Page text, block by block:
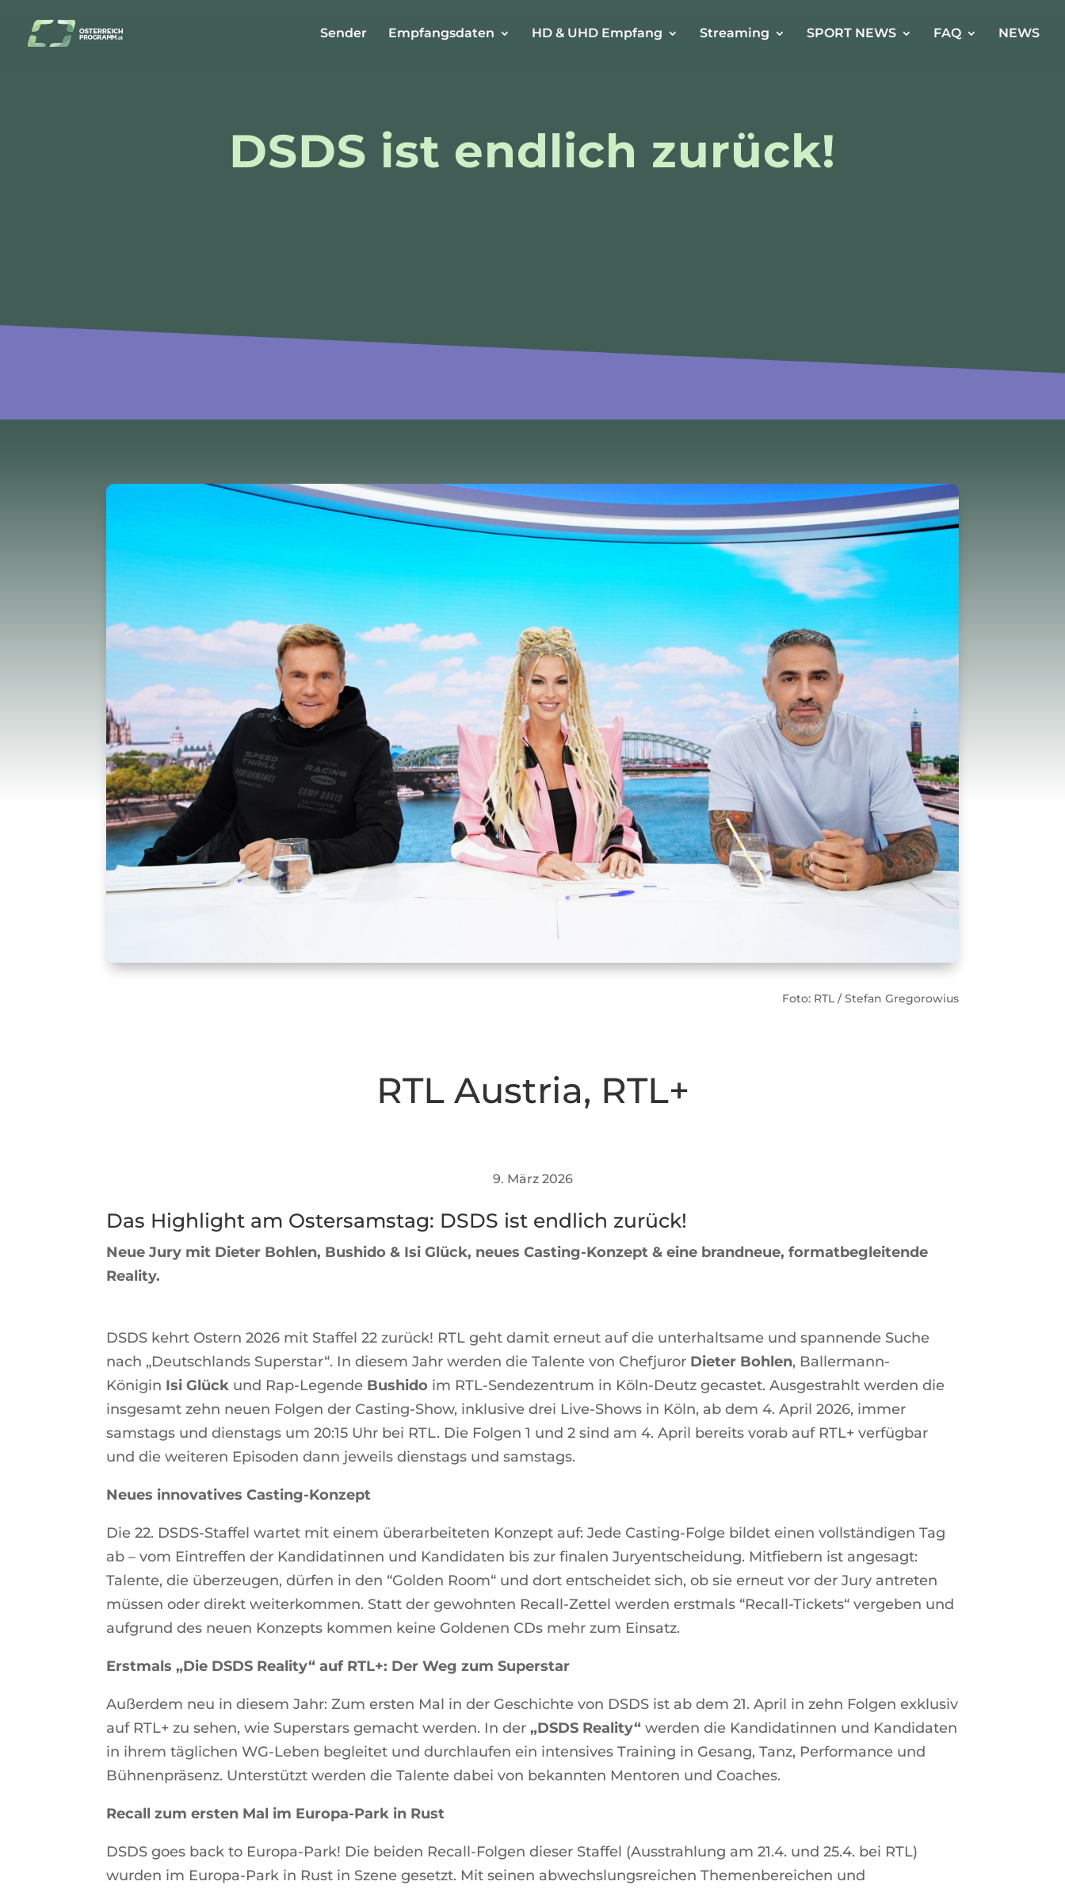
Sender Empfangsdaten HD & UHD Empfang Streaming SPORT NEWS FAQ NEWS
DSDS ist endlich zurück!
Foto: RTL / Stefan Gregorowius
RTL Austria, RTL+
9. März 2026
Das Highlight am Ostersamstag: DSDS ist endlich zurück!
Neue Jury mit Dieter Bohlen, Bushido & Isi Glück, neues Casting-Konzept & eine brandneue, formatbegleitende
Reality.
DSDS kehrt Ostern 2026 mit Staffel 22 zurück! RTL geht damit erneut auf die unterhaltsame und spannende Suche
nach „Deutschlands Superstar“. In diesem Jahr werden die Talente von Chefjuror Dieter Bohlen, Ballermann-
Königin Isi Glück und Rap-Legende Bushido im RTL-Sendezentrum in Köln-Deutz gecastet. Ausgestrahlt werden die
insgesamt zehn neuen Folgen der Casting-Show, inklusive drei Live-Shows in Köln, ab dem 4. April 2026, immer
samstags und dienstags um 20:15 Uhr bei RTL. Die Folgen 1 und 2 sind am 4. April bereits vorab auf RTL+ verfügbar
und die weiteren Episoden dann jeweils dienstags und samstags.
Neues innovatives Casting-Konzept
Die 22. DSDS-Staffel wartet mit einem überarbeiteten Konzept auf: Jede Casting-Folge bildet einen vollständigen Tag
ab – vom Eintreffen der Kandidatinnen und Kandidaten bis zur finalen Juryentscheidung. Mitfiebern ist angesagt:
Talente, die überzeugen, dürfen in den “Golden Room“ und dort entscheidet sich, ob sie erneut vor der Jury antreten
müssen oder direkt weiterkommen. Statt der gewohnten Recall-Zettel werden erstmals “Recall-Tickets“ vergeben und
aufgrund des neuen Konzepts kommen keine Goldenen CDs mehr zum Einsatz.
Erstmals „Die DSDS Reality“ auf RTL+: Der Weg zum Superstar
Außerdem neu in diesem Jahr: Zum ersten Mal in der Geschichte von DSDS ist ab dem 21. April in zehn Folgen exklusiv
auf RTL+ zu sehen, wie Superstars gemacht werden. In der„DSDS Reality“ werden die Kandidatinnen und Kandidaten
in ihrem täglichen WG-Leben begleitet und durchlaufen ein intensives Training in Gesang, Tanz, Performance und
Bühnenpräsenz. Unterstützt werden die Talente dabei von bekannten Mentoren und Coaches.
Recall zum ersten Mal im Europa-Park in Rust
DSDS goes back to Europa-Park! Die beiden Recall-Folgen dieser Staffel (Ausstrahlung am 21.4. und 25.4. bei RTL)
wurden im Europa-Park in Rust in Szene gesetzt. Mit seinen abwechslungsreichen Themenbereichen und